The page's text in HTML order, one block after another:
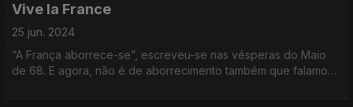
Vive la France
25 jun. 2024
“A França aborrece-se”, escreveu-se nas vésperas do Maio
de 68. E agora, não é de aborrecimento também que falamos